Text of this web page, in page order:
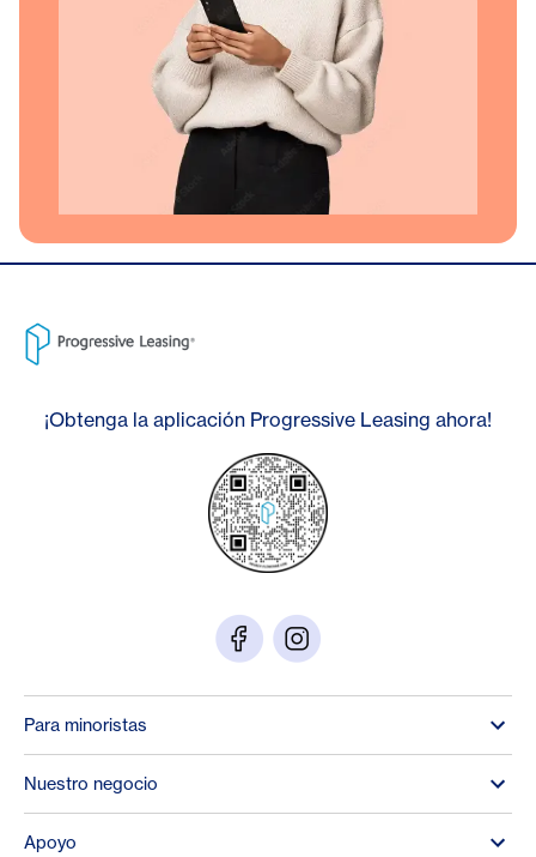
¡Obtenga la aplicación Progressive Leasing ahora!
Para minoristas
Nuestro negocio
Apoyo